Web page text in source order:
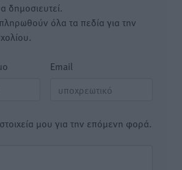
δημοσιευτεί.
όλα τα πεδία για την
Email
μου για την επόμενη φορά.